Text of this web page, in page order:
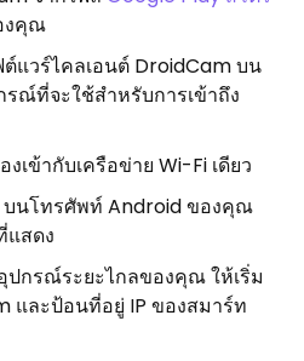
งคุณ
แวร์ไคลเอนต์ DroidCam บน
ณ์ที่จะใช้สำหรับการเข้าถึง
เข้ากับเครือข่าย Wi-Fi เดียว
บนโทรศัพท์ Android ของคุณ
แสดง
กรณ์ระยะไกลของคุณ ให้เริ่ม
และป้อนที่อยู่ IP ของสมาร์ท